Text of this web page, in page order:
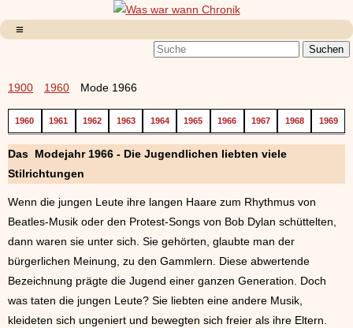
1900 1960 Mode 1966
1960 1961 1962 1963 1964 1965 1966 1967 1968 1969
Das Modejahr 1966 - Die Jugendlichen liebten viele
Stilrichtungen
Wenn die jungen Leute ihre langen Haare zum Rhythmus von
Beatles-Musik oder den Protest-Songs von Bob Dylan schüttelten,
dann waren sie unter sich. Sie gehörten, glaubte man der
bürgerlichen Meinung, zu den Gammlern. Diese abwertende
Bezeichnung prägte die Jugend einer ganzen Generation. Doch
was taten die jungen Leute? Sie liebten eine andere Musik,
kleideten sich ungeniert und bewegten sich freier als ihre Eltern.